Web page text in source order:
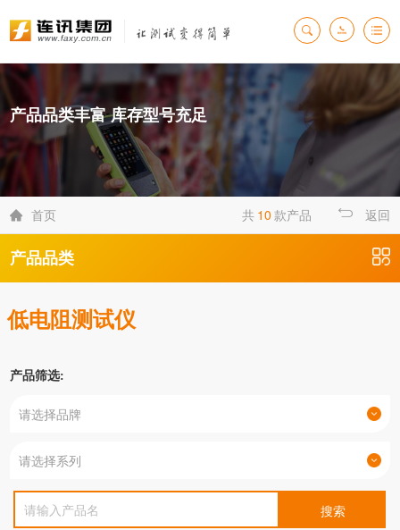
产品品类丰富 库存型号充足
 首页 共 10 款产品 返回
产品品类
低电阻测试仪
产品筛选: